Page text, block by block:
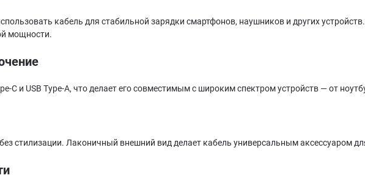
кабель для стабильной зарядки смартфонов, наушников и других
мощности.
C и USB Type-A, что делает его совместимым с широким спектром устройств — от
стилизации. Лаконичный внешний вид делает кабель универсальным аксессуаром